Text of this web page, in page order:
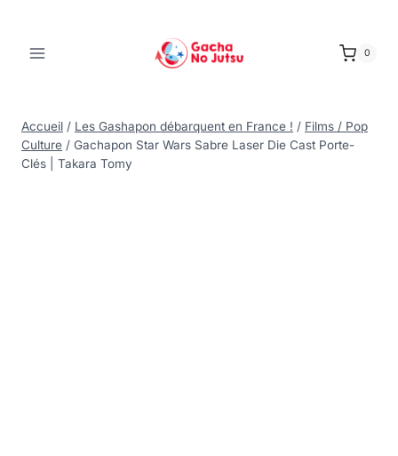
0
Accueil / Les Gashapon débarquent en France ! / Films / Pop
Culture / Gachapon Star Wars Sabre Laser Die Cast Porte-
Clés | Takara Tomy